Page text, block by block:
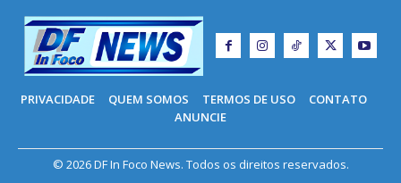
PRIVACIDADE QUEM SOMOS TERMOS DE USO
CONTATO
ANUNCIE
© 2026 DF In Foco News. Todos os direitos reservados.